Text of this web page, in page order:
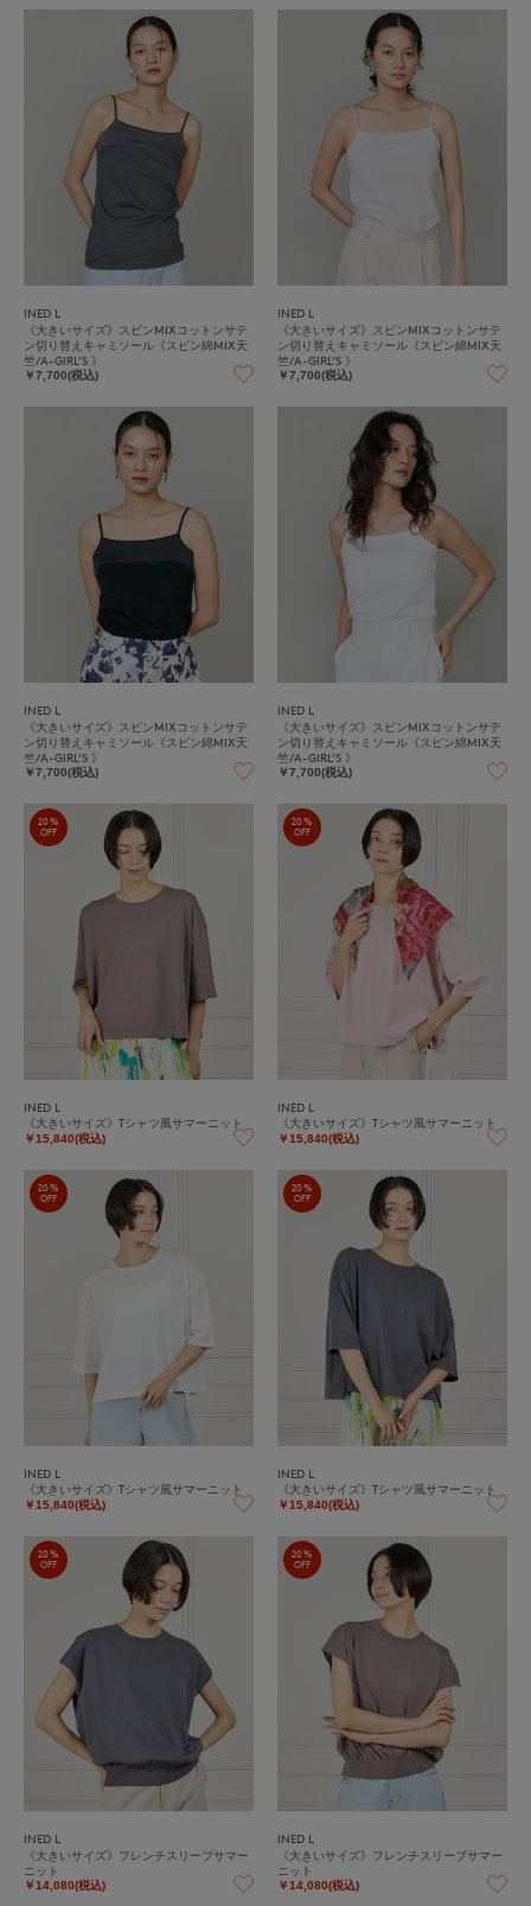
INED L
《大きいサイズ》スビンMIXコットンサテ
ン切り替えキャミソール《スビン綿MIX天
竺/A-GIRL’S 》
￥7,700(税込)
INED L
《大きいサイズ》スビンMIXコットンサテ
ン切り替えキャミソール《スビン綿MIX天
竺/A-GIRL’S 》
￥7,700(税込)
INED L
《大きいサイズ》スビンMIXコットンサテ
ン切り替えキャミソール《スビン綿MIX天
竺/A-GIRL’S 》
￥7,700(税込)
INED L
《大きいサイズ》スビンMIXコットンサテ
ン切り替えキャミソール《スビン綿MIX天
竺/A-GIRL’S 》
￥7,700(税込)
20%
OFF
INED L
《大きいサイズ》Tシャツ風サマーニット
￥15,840(税込)
20%
OFF
INED L
《大きいサイズ》Tシャツ風サマーニット
￥15,840(税込)
20%
OFF
INED L
《大きいサイズ》Tシャツ風サマーニット
￥15,840(税込)
20%
OFF
INED L
《大きいサイズ》Tシャツ風サマーニット
￥15,840(税込)
20%
OFF
INED L
《大きいサイズ》フレンチスリーブサマー
ニット
￥14,080(税込)
20%
OFF
INED L
《大きいサイズ》フレンチスリーブサマー
ニット
￥14,080(税込)